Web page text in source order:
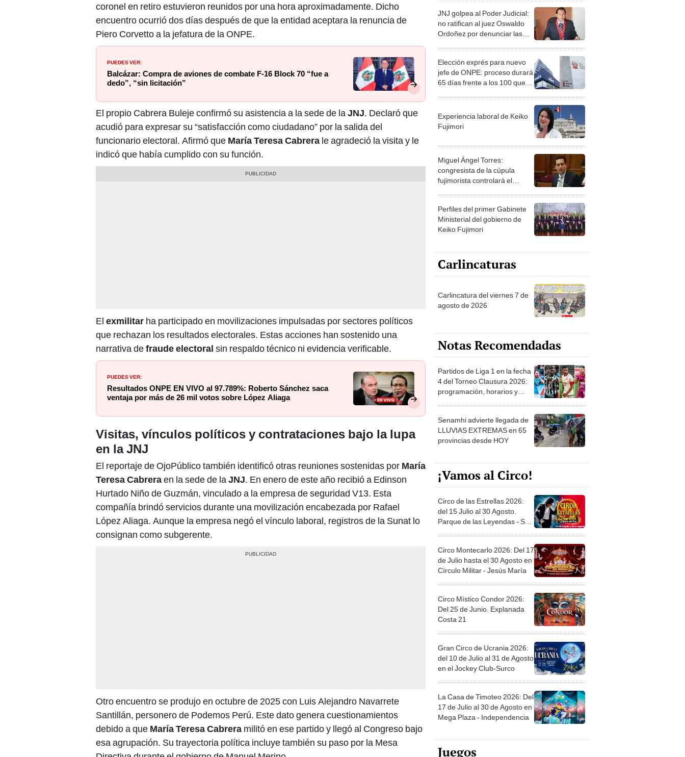
coronel en retiro estuvieron reunidos por una hora aproximadamente. Dicho
encuentro ocurrió dos días después de que la entidad aceptara la renuncia de
Piero Corvetto a la jefatura de la ONPE.
PUEDES VER:
Balcázar: Compra de aviones de combate F-16 Block 70 “fue a
dedo”, “sin licitación”
El propio Cabrera Buleje confirmó su asistencia a la sede de la JNJ. Declaró que
acudió para expresar su “satisfacción como ciudadano” por la salida del
funcionario electoral. Afirmó que María Teresa Cabrera le agradeció la visita y le
indicó que había cumplido con su función.
El exmilitar ha participado en movilizaciones impulsadas por sectores políticos
que rechazan los resultados electorales. Estas acciones han sostenido una
narrativa defraude electoral sin respaldo técnico ni evidencia verificable.
PUEDES VER:
Resultados ONPE EN VIVO al 97.789%: Roberto Sánchez saca
ventaja por más de 26 mil votos sobre López Aliaga
Visitas, vínculos políticos y contrataciones bajo la lupa
en la JNJ
El reportaje de OjoPúblico también identificó otras reuniones sostenidas por María
Teresa Cabreraen la sede de la JNJ. En enero de este año recibió a Edinson
Hurtado Niño de Guzmán, vinculado a la empresa de seguridad V13. Esta
compañía brindó servicios durante una movilización encabezada por Rafael
López Aliaga. Aunque la empresa negó el vínculo laboral, registros de la Sunat lo
consignan como subgerente.
Otro encuentro se produjo en octubre de 2025 con Luis Alejandro Navarrete
Santillán, personero de Podemos Perú. Este dato genera cuestionamientos
debido a que María Teresa Cabrera militó en ese partido y llegó al Congreso bajo
esa agrupación. Su trayectoria política incluye también su paso por la Mesa
JNJ golpea al Poder Judicial:
no ratifican al juez Oswaldo
Ordoñez por denunciar las
Elección exprés para nuevo
jefe de ONPE: proceso durará
65 días frente a los 100 que
Experiencia laboral de Keiko
Fujimori
Miguel Ángel Torres:
congresista de la cúpula
fujimorista controlará el
Perfiles del primer Gabinete
Ministerial del gobierno de
Keiko Fujimori
Carlincaturas
Carlincatura del viernes 7 de
agosto de 2026
Notas Recomendadas
Partidos de Liga 1 en la fecha
4 del Torneo Clausura 2026:
programación, horarios y
Senamhi advierte llegada de
LLUVIAS EXTREMAS en 65
provincias desde HOY
¡Vamos al Circo!
Circo de las Estrellas 2026:
del 15 Julio al 30 Agosto.
Parque de las Leyendas - San
Circo Montecarlo 2026: Del 17
de Julio hasta el 30 Agosto en
Círculo Militar - Jesús María
Circo Místico Condor 2026:
Del 25 de Junio. Explanada
Costa 21
Gran Circo de Ucrania 2026:
del 10 de Julio al 31 de Agosto
en el Jockey Club-Surco
La Casa de Timoteo 2026: Del
17 de Julio al 30 de Agosto en
Mega Plaza - Independencia
Juegos